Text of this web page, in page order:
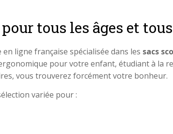
pour tous les âges et
ligne française spécialisée dans les sacs
pour votre enfant, étudiant à la
vous trouverez forcément votre bonheur.
variée pour :